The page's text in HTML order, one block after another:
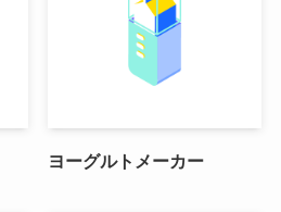
ヨーグルトメーカー